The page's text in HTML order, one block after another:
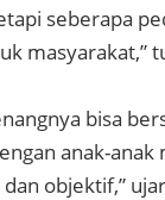
seberapa
masyarakat,”
bisa
anak-anak
objektif,”